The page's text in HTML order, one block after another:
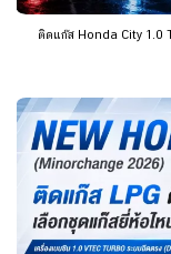
ติดแก๊ส Honda City 1.0